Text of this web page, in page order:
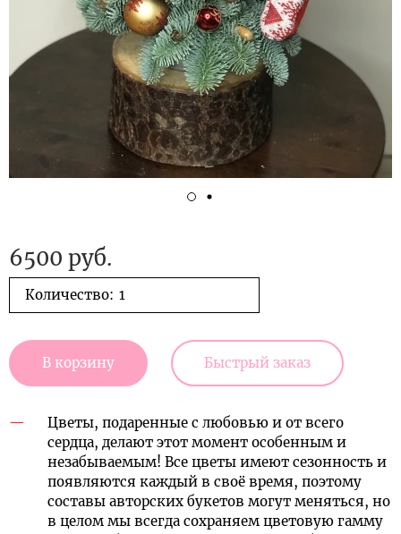
6500 руб.
Количество:
В корзину Быстрый заказ
Цветы, подаренные с любовью и от всего
сердца, делают этот момент особенным и
незабываемым! Все цветы имеют сезонность и
появляются каждый в своё время, поэтому
составы авторских букетов могут меняться, но
в целом мы всегда сохраняем цветовую гамму